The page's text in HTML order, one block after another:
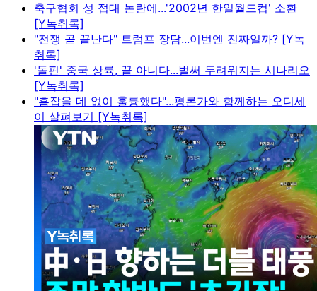
축구협회 성 접대 논란에...'2002년 한일월드컵' 소환
[Y녹취록]
"전쟁 곧 끝난다" 트럼프 장담...이번엔 진짜일까? [Y녹
취록]
'돌핀' 중국 상륙, 끝 아니다...벌써 두려워지는 시나리오
[Y녹취록]
"흠잡을 데 없이 훌륭했다"...평론가와 함께하는 오디세
이 살펴보기 [Y녹취록]